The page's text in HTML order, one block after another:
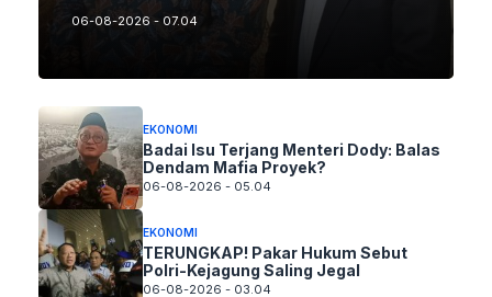
06-08-2026 - 07.04
EKONOMI
Badai Isu Terjang Menteri Dody: Balas
Dendam Mafia Proyek?
06-08-2026 - 05.04
EKONOMI
TERUNGKAP! Pakar Hukum Sebut
Polri-Kejagung Saling Jegal
06-08-2026 - 03.04